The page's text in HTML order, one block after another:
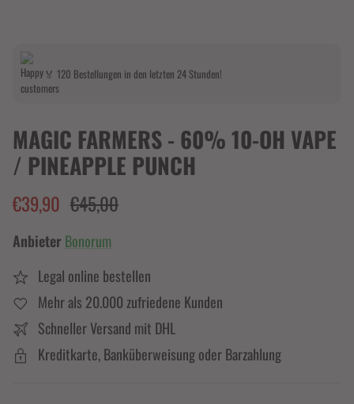
🏅 120 Bestellungen in den letzten 24 Stunden!
MAGIC FARMERS - 60% 10-OH VAPE
/ PINEAPPLE PUNCH
€39,90 €45,00
Anbieter Bonorum
Legal online bestellen
Mehr als 20.000 zufriedene Kunden
Schneller Versand mit DHL
Kreditkarte, Banküberweisung oder Barzahlung